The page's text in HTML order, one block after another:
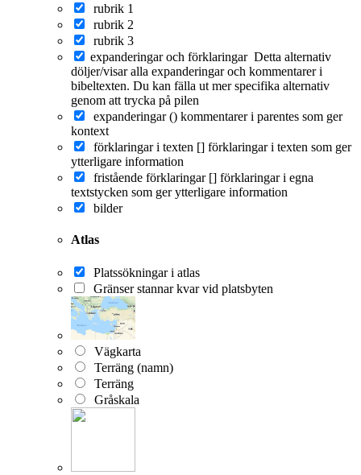
rubrik 1
rubrik 2
rubrik 3
expanderingar och förklaringar Detta alternativ
döljer/visar alla expanderingar och kommentarer i
bibeltexten. Du kan fälla ut mer specifika alternativ
genom att trycka på pilen
expanderingar () kommentarer i parentes som ger
kontext
förklaringar i texten [] förklaringar i texten som ger
ytterligare information
fristående förklaringar [] förklaringar i egna
textstycken som ger ytterligare information
bilder
Atlas
Platssökningar i atlas
Gränser stannar kvar vid platsbyten
Vägkarta
Terräng (namn)
Terräng
Gråskala